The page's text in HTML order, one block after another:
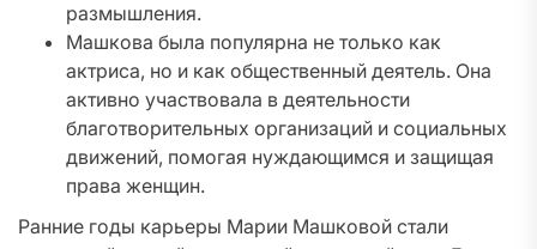
размышления.
Машкова была популярна не только как
актриса, но и как общественный деятель. Она
активно участвовала в деятельности
благотворительных организаций и социальных
движений, помогая нуждающимся и защищая
права женщин.
Ранние годы карьеры Марии Машковой стали